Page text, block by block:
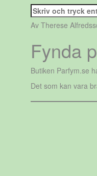
Sök
efter:
Av Therese
Fynda
Butiken Parfym.se
Det som kan vara